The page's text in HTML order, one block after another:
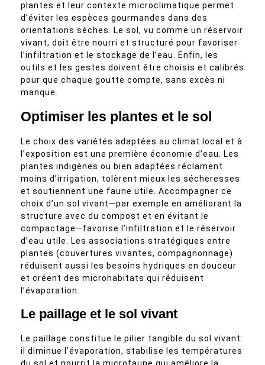
plantes et leur contexte microclimatique permet
d’éviter les espèces gourmandes dans des
orientations sèches. Le sol, vu comme un réservoir
vivant, doit être nourri et structuré pour favoriser
l’infiltration et le stockage de l’eau. Enfin, les
outils et les gestes doivent être choisis et calibrés
pour que chaque goutte compte, sans excès ni
manque.
Optimiser les plantes et le sol
Le choix des variétés adaptées au climat local et à
l’exposition est une première économie d’eau. Les
plantes indigènes ou bien adaptées réclament
moins d’irrigation, tolèrent mieux les sécheresses
et soutiennent une faune utile. Accompagner ce
choix d’un sol vivant—par exemple en améliorant la
structure avec du compost et en évitant le
compactage—favorise l’infiltration et le réservoir
d’eau utile. Les associations stratégiques entre
plantes (couvertures vivantes, compagnonnage)
réduisent aussi les besoins hydriques en douceur
et créent des microhabitats qui réduisent
l’évaporation.
Le paillage et le sol vivant
Le paillage constitue le pilier tangible du sol vivant:
il diminue l’évaporation, stabilise les températures